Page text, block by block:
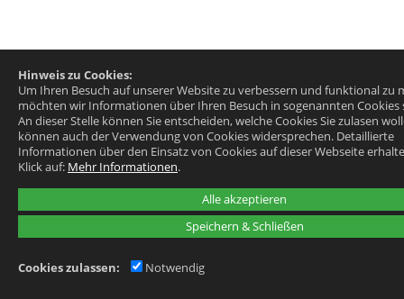
Alle akzeptieren
Speichern & Schließen
Hinweis zu Cookies:
Um Ihren Besuch auf unserer Website zu verbessern und funktional zu
möchten wir Informationen über Ihren Besuch in sogenannten Cookies
An dieser Stelle können Sie entscheiden, welche Cookies Sie zulasen
können auch der Verwendung von Cookies widersprechen. Detaillierte
Informationen über den Einsatz von Cookies auf dieser Webseite
Klick auf: Mehr Informationen.
Cookies zulassen: Notwendig